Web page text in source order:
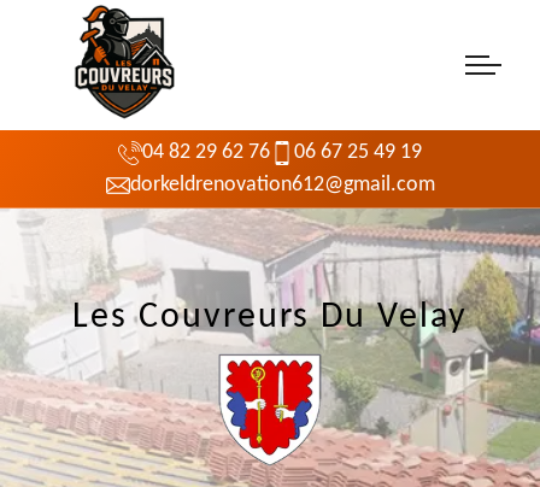
04 82 29 62 76
06 67 25 49 19
dorkeldrenovation612@gmail.com
Les Couvreurs Du Velay